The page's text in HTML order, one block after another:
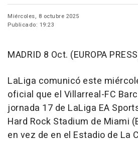
Miércoles, 8 octubre 2025
Publicado: 19:23
MADRID 8 Oct. (EUROPA
LaLiga comunicó este
oficial que el Villarreal-FC
jornada 17 de LaLiga EA
Hard Rock Stadium de Miami
en vez de en el Estadio de La